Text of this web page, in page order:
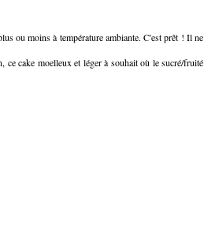
ou moins à température ambiante. C'est prêt ! Il ne
ce cake moelleux et léger à souhait où le sucré/fruité